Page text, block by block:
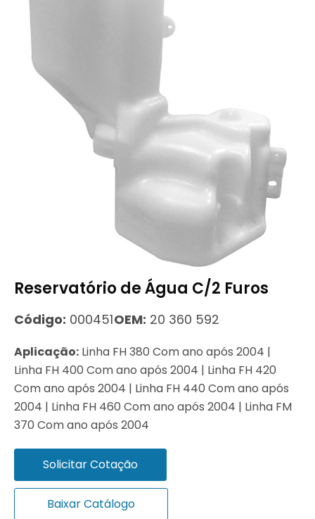
Reservatório de Água C/2 Furos
Código: 000451OEM: 20 360 592
Aplicação: Linha FH 380 Com ano após 2004 |
Linha FH 400 Com ano após 2004 | Linha FH 420
Com ano após 2004 | Linha FH 440 Com ano após
2004 | Linha FH 460 Com ano após 2004 | Linha FM
370 Com ano após 2004
Solicitar Cotação
Baixar Catálogo